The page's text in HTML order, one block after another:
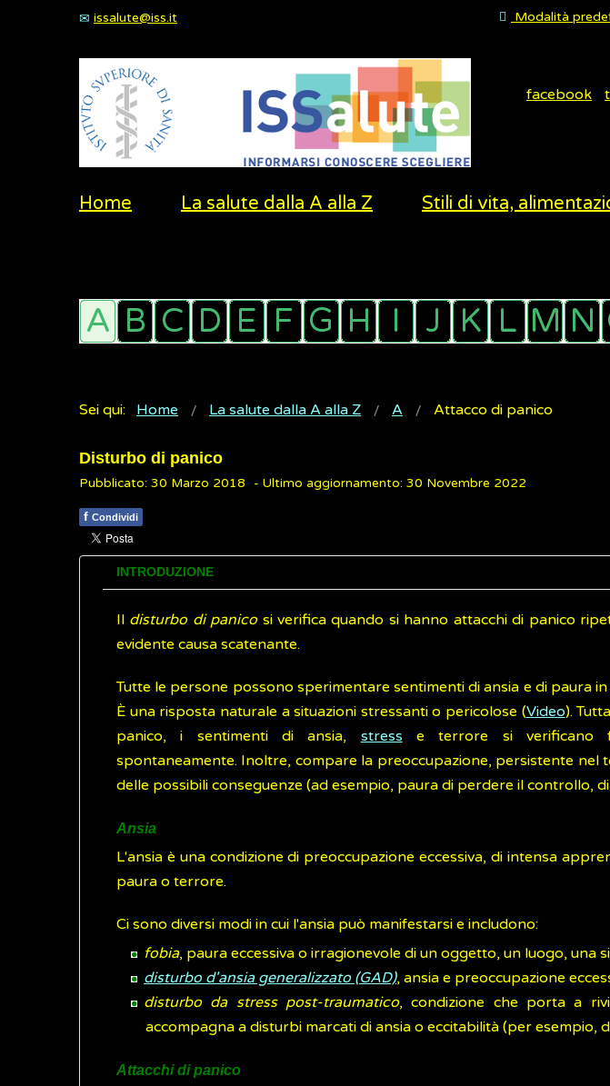
issalute@iss.it Modalità
facebook
Home La salute dalla A alla Z Stili di vita,
Sei qui: Home La salute dalla A alla Z A Attacco di panico
Disturbo di panico
Pubblicato: 30 Marzo 2018 - Ultimo aggiornamento: 30 Novembre 2022
f Condividi
INTRODUZIONE
Il disturbo di panicosi verifica quando si hanno attacchi di panico
evidente causa scatenante.
Tutte le persone possono sperimentare sentimenti di ansia e di paura
È una risposta naturale a situazioni stressanti o pericolose (Video).
panico, i sentimenti di ansia, stress e terrore si verificano
spontaneamente. Inoltre, compare la preoccupazione, persistente nel
delle possibili conseguenze (ad esempio, paura di perdere il controllo,
Ansia
L'ansia è una condizione di preoccupazione eccessiva, di intensa
paura o terrore.
Ci sono diversi modi in cui l'ansia può manifestarsi e includono:
fobia, paura eccessiva o irragionevole di un oggetto, un luogo, una
disturbo d'ansia generalizzato (GAD), ansia e preoccupazione
disturbo da stress post-traumatico, condizione che porta a
accompagna a disturbi marcati di ansia o eccitabilità (per
Attacchi di panico